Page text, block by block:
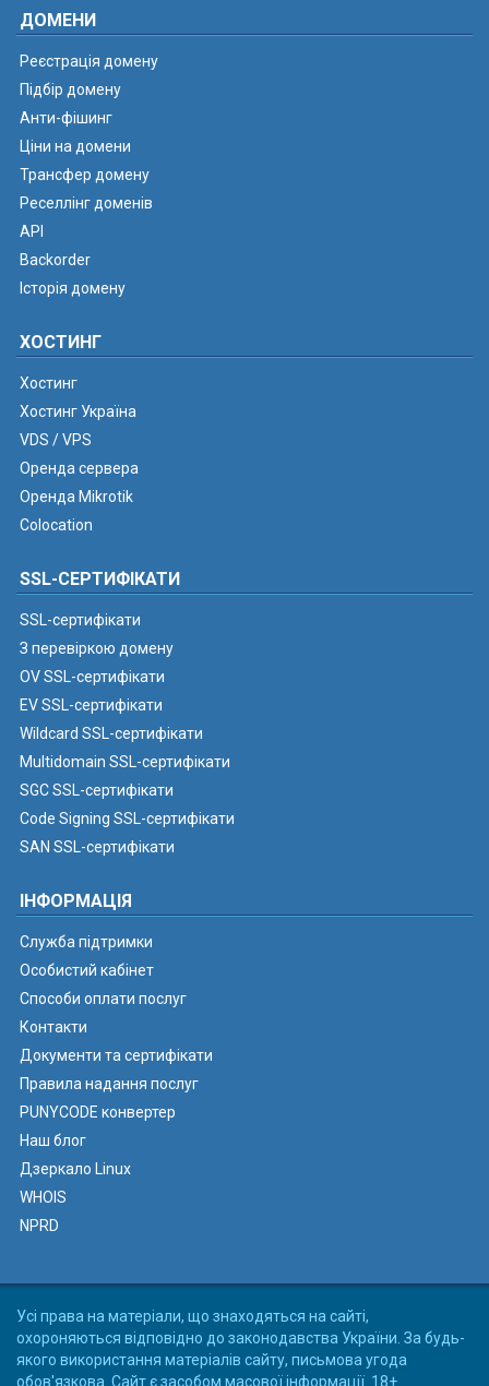
ДОМЕНИ
Реєстрація домену
Підбір домену
Анти-фішинг
Ціни на домени
Трансфер домену
Реселлінг доменів
API
Backorder
Історія домену
ХОСТИНГ
Хостинг
Хостинг Україна
VDS / VPS
Оренда сервера
Оренда Mikrotik
Colocation
SSL-СЕРТИФІКАТИ
SSL-сертифікати
З перевіркою домену
OV SSL-сертифікати
EV SSL-сертифікати
Wildcard SSL-сертифікати
Multidomain SSL-сертифікати
SGC SSL-сертифікати
Code Signing SSL-сертифікати
SAN SSL-сертифікати
ІНФОРМАЦІЯ
Служба підтримки
Особистий кабінет
Способи оплати послуг
Контакти
Документи та сертифікати
Правила надання послуг
PUNYCODE конвертер
Наш блог
Дзеркало Linux
WHOIS
NPRD
Усі права на матеріали, що знаходяться на сайті,
охороняються відповідно до законодавства України. За будь-
якого використання матеріалів сайту, письмова угода
обов'язкова. Сайт є засобом масової інформації. 18+